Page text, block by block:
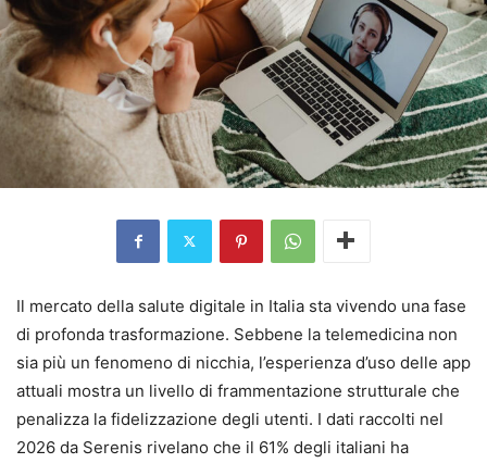
Il mercato della salute digitale in Italia sta vivendo una fase
di profonda trasformazione. Sebbene la telemedicina non
sia più un fenomeno di nicchia, l’esperienza d’uso delle app
attuali mostra un livello di frammentazione strutturale che
penalizza la fidelizzazione degli utenti. I dati raccolti nel
2026 da Serenis rivelano che il 61% degli italiani ha